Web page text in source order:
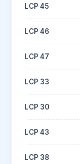
LCP 45
LCP 46
LCP 47
LCP 33
LCP 30
LCP 43
LCP 38